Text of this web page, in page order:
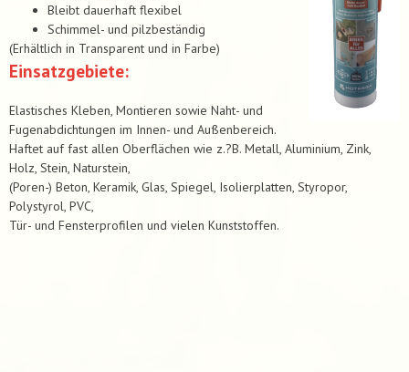
Bleibt dauerhaft flexibel
Schimmel- und pilzbeständig
(Erhältlich in Transparent und in Farbe)
Einsatzgebiete:
Elastisches Kleben, Montieren sowie Naht- und
Fugenabdichtungen im Innen- und Außenbereich.
Haftet auf fast allen Oberflächen wie z.?B. Metall, Aluminium, Zink,
Holz, Stein, Naturstein,
(Poren-) Beton, Keramik, Glas, Spiegel, Isolierplatten, Styropor,
Polystyrol, PVC,
Tür- und Fensterprofilen und vielen Kunststoffen.